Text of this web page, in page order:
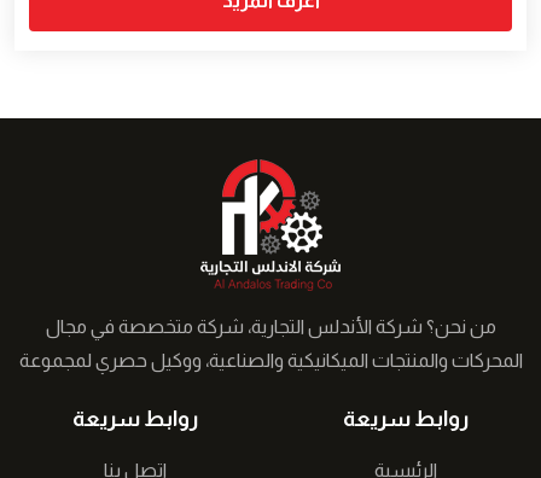
من نحن؟ شركة الأندلس التجارية، شركة متخصصة في مجال
المحركات والمنتجات الميكانيكية والصناعية، ووكيل حصري لمجموعة
مبتكرة لقطاع الصناعة �...روابط سريعة
الرئيسية
روابط سريعة
اتصل بنا